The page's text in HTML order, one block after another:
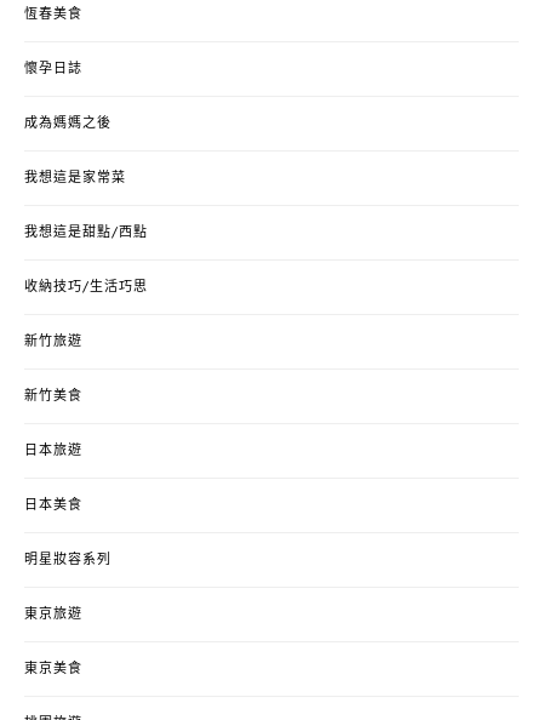
恆春美食
懷孕日誌
成為媽媽之後
我想這是家常菜
我想這是甜點/西點
收納技巧/生活巧思
新竹旅遊
新竹美食
日本旅遊
日本美食
明星妝容系列
東京旅遊
東京美食